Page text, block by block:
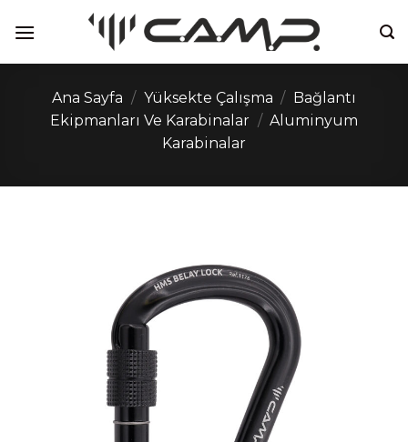
atla
Ana Sayfa / Yüksekte Çalışma / Bağlantı
Ekipmanları Ve Karabinalar / Aluminyum
Karabinalar